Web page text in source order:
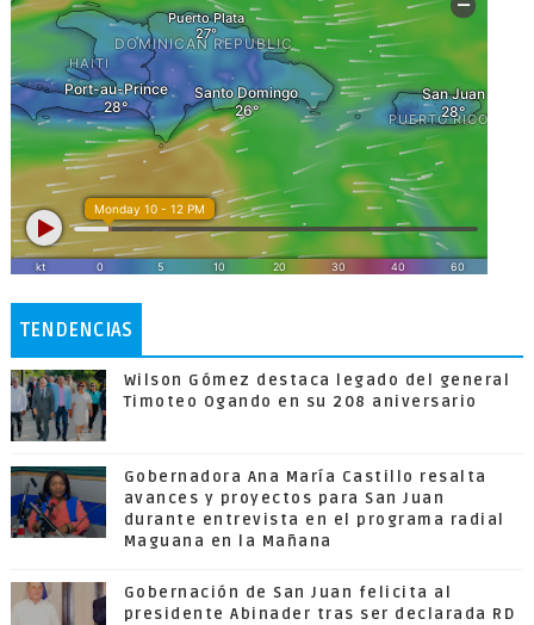
TENDENCIAS
Wilson Gómez destaca legado del general
Timoteo Ogando en su 208 aniversario
Gobernadora Ana María Castillo resalta
avances y proyectos para San Juan
durante entrevista en el programa radial
Maguana en la Mañana
Gobernación de San Juan felicita al
presidente Abinader tras ser declarada RD